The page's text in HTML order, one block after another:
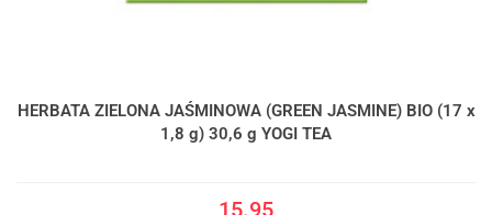
HERBATA ZIELONA JAŚMINOWA (GREEN JASMINE) BIO (17 x
1,8 g) 30,6 g YOGI TEA
15.95